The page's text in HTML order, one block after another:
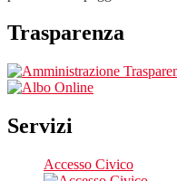
Trasparenza
Servizi
Accesso Civico